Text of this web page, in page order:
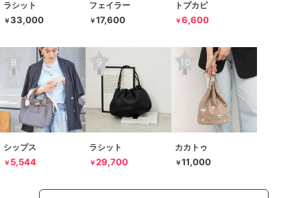
ラシット
￥33,000
フェイラー
￥17,600
トプカピ
￥6,600
シップス
￥ 5,544
ラシット
￥29,700
カカトゥ
￥11,000